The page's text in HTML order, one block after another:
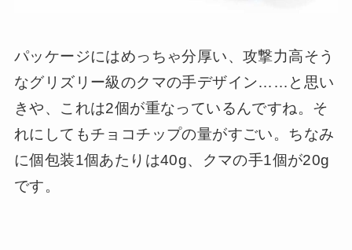
パッケージにはめっちゃ分厚い、攻撃力高そう
なグリズリー級のクマの手デザイン……と思い
きや、これは2個が重なっているんですね。そ
れにしてもチョコチップの量がすごい。ちなみ
に個包装1個あたりは40g、クマの手1個が20g
です。